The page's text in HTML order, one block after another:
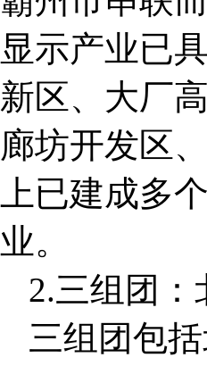
显示产业已
新区、大厂
廊坊开发区
上已建成多
业。
2.三组团
三组团包